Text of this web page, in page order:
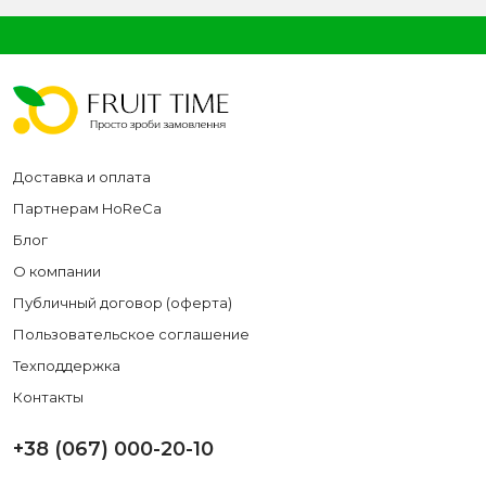
Доставка и оплата
Партнерам HoReCa
Блог
О компании
Публичный договор (оферта)
Пользовательское соглашение
Техподдержка
Контакты
+38 (067) 000-20-10